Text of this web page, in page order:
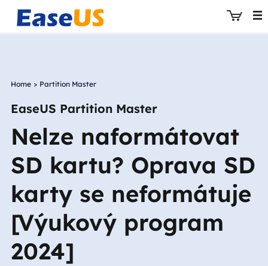
Home > Partition Master
EaseUS Partition Master
Nelze naformátovat
SD kartu? Oprava SD
karty se neformátuje
[Výukový program
2024]